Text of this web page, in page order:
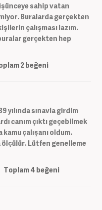
sahip vatan
Buralarda gerçekten
çalışması lazım.
gerçekten hep
2 beğeni
yılında sınavla girdim
canım çıktı geçebilmek
kamu çalışanı oldum.
Lütfen genelleme
Toplam4 beğeni